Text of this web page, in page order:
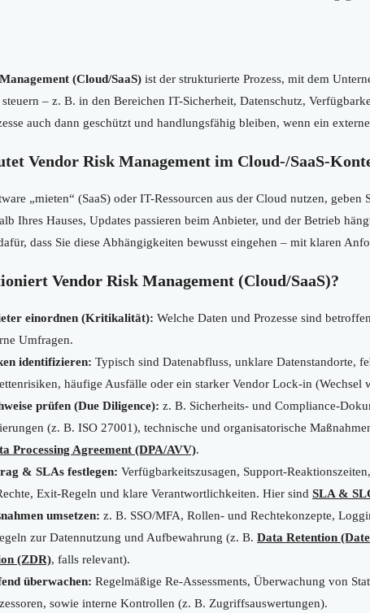
(Cloud/SaaS) ist der strukturierte Prozess, mit dem
– z. B. in den Bereichen IT-Sicherheit, Datenschutz,
auch dann geschützt und handlungsfähig bleiben, wenn ein
Vendor Risk Management im Cloud-/SaaS-
„mieten“ (SaaS) oder IT-Ressourcen aus der Cloud nutzen,
Ihres Hauses, Updates passieren beim Anbieter, und der Betrieb
dass Sie diese Abhängigkeiten bewusst eingehen – mit klaren
Vendor Risk Management (Cloud/SaaS)?
einordnen (Kritikalität): Welche Daten und Prozesse sind
Umfragen.
identifizieren: Typisch sind Datenabfluss, unklare Datenstandorte,
häufige Ausfälle oder ein starker Vendor Lock-in (Wechsel
prüfen (Due Diligence): z. B. Sicherheits- und Compliance-
(z. B. ISO 27001), technische und organisatorische
Processing Agreement (DPA/AVV).
& SLAs festlegen: Verfügbarkeitszusagen, Support-
Exit-Regeln und klare Verantwortlichkeiten. Hier sind SLA &
umsetzen: z. B. SSO/MFA, Rollen- und Rechtekonzepte,
zur Datennutzung und Aufbewahrung (z. B. Data Retention
(ZDR), falls relevant).
überwachen: Regelmäßige Re-Assessments, Überwachung von
sowie interne Kontrollen (z. B. Zugriffsauswertungen).